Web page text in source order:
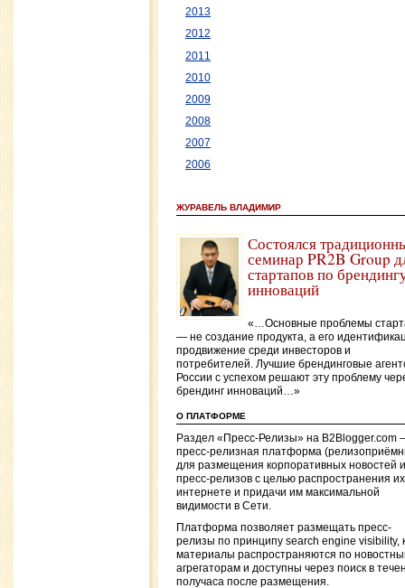
2013
2012
2011
2010
2009
2008
2007
2006
ЖУРАВЕЛЬ ВЛАДИМИР
Состоялся
семинар PR2B Group
стартапов по
инноваций
«…Основные проблемы
— не создание продукта, а его
продвижение среди инвесторов и
потребителей. Лучшие брендинговые
России с успехом решают эту проблему
брендинг инноваций…»
О ПЛАТФОРМЕ
Раздел «Пресс-Релизы» на B2Blogger.com
пресс-релизная платформа
для размещения корпоративных новостей и
пресс-релизов с целью распространения
интернете и придачи им максимальной
видимости в Сети.
Платформа позволяет размещать пресс-
релизы по принципу search engine visibility,
материалы распространяются по
агрегаторам и доступны через поиск в
получаса после размещения.